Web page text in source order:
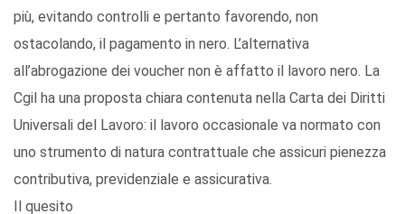
più, evitando controlli e pertanto favorendo, non
ostacolando, il pagamento in nero. L’alternativa
all’abrogazione dei voucher non è affatto il lavoro nero. La
Cgil ha una proposta chiara contenuta nella Carta dei Diritti
Universali del Lavoro: il lavoro occasionale va normato con
uno strumento di natura contrattuale che assicuri pienezza
contributiva, previdenziale e assicurativa.
Il quesito